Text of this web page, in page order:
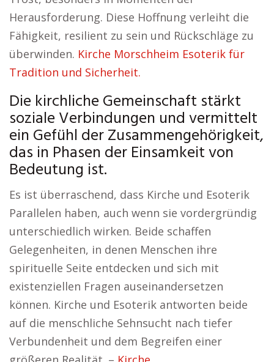
Herausforderung. Diese Hoffnung verleiht die
Fähigkeit, resilient zu sein und Rückschläge zu
überwinden. Kirche Morschheim Esoterik für
Tradition und Sicherheit.
Die kirchliche Gemeinschaft stärkt
soziale Verbindungen und vermittelt
ein Gefühl der Zusammengehörigkeit,
das in Phasen der Einsamkeit von
Bedeutung ist.
Es ist überraschend, dass Kirche und Esoterik
Parallelen haben, auch wenn sie vordergründig
unterschiedlich wirken. Beide schaffen
Gelegenheiten, in denen Menschen ihre
spirituelle Seite entdecken und sich mit
existenziellen Fragen auseinandersetzen
können. Kirche und Esoterik antworten beide
auf die menschliche Sehnsucht nach tiefer
Verbundenheit und dem Begreifen einer